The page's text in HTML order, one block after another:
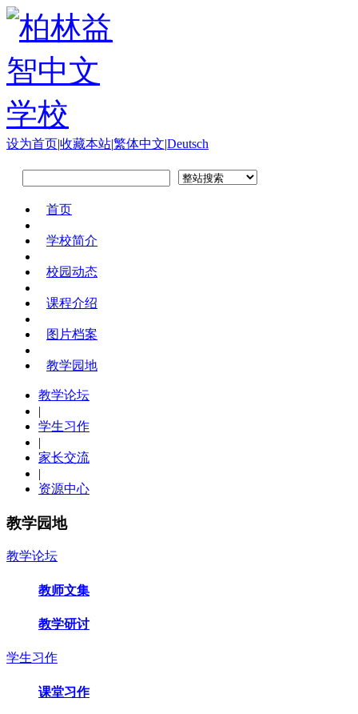
设为首页|收藏本站|繁体中文|Deutsch
首页
学校简介
校园动态
课程介绍
图片档案
教学园地
教学论坛
|
学生习作
|
家长交流
|
资源中心
教学园地
教学论坛
教师文集
教学研讨
学生习作
课堂习作